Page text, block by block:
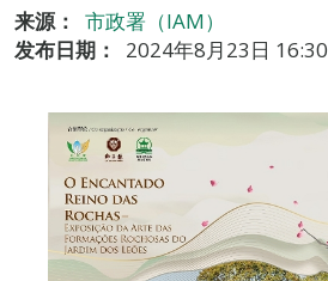
来源：
市政署（IAM）
发布日期：
2024年8月23日 16:30